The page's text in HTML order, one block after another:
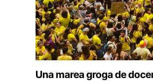
Una marea groga de